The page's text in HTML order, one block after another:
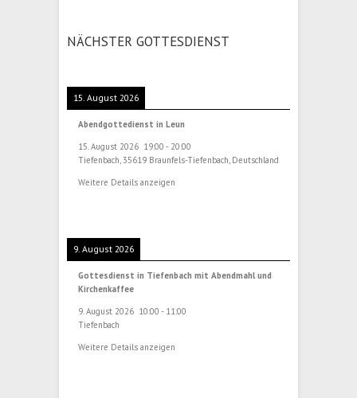
NÄCHSTER GOTTESDIENST
15. August 2026
Abendgottedienst in Leun
15. August 2026 19:00 - 20:00
Tiefenbach, 35619 Braunfels-Tiefenbach, Deutschland
Weitere Details anzeigen
9. August 2026
Gottesdienst in Tiefenbach mit Abendmahl und
Kirchenkaffee
9. August 2026 10:00 - 11:00
Tiefenbach
Weitere Details anzeigen